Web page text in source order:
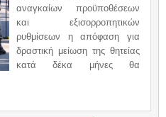
αναγκαίων προϋποθέσεων
και εξισορροπητικών
ρυθμίσεων η απόφαση για
δραστική μείωση της θητείας
κατά δέκα μήνες θα